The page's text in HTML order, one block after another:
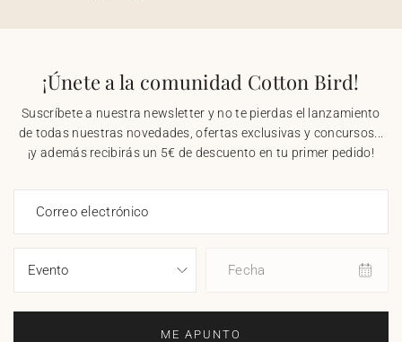
¡Únete a la comunidad Cotton Bird!
Suscríbete a nuestra newsletter y no te pierdas el lanzamiento
de todas nuestras novedades, ofertas exclusivas y concursos...
¡y además recibirás un 5€ de descuento en tu primer pedido!
Correo electrónico
Fecha
ME APUNTO